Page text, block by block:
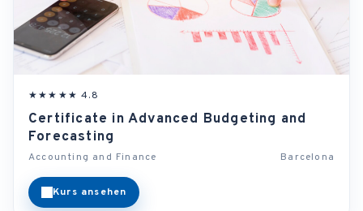
★★★★★ 4.8
Certificate in Advanced Budgeting and
Forecasting
Accounting and Finance Barcelona
Kurs ansehen